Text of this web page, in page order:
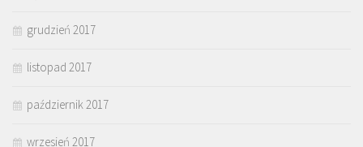
grudzień 2017
listopad 2017
październik 2017
wrzesień 2017